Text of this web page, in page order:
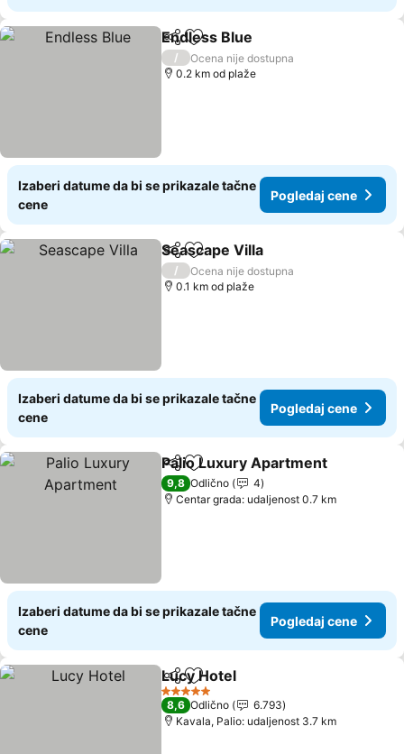
Deli Dodati u favorite
Endless Blue
/
Ocena nije dostupna
0.2 km od plaže
Izaberi datume da bi se prikazale tačne
cene
Pogledaj cene
Deli Dodati u favorite
Seascape Villa
/
Ocena nije dostupna
0.1 km od plaže
Izaberi datume da bi se prikazale tačne
cene
Pogledaj cene
Deli Dodati u favorite
Palio Luxury Apartment
9,8 Odlično
4
Centar grada: udaljenost 0.7 km
Izaberi datume da bi se prikazale tačne
cene
Pogledaj cene
Deli Dodati u favorite
Lucy Hotel
5 Zvezdice
8,6 Odlično
6.793
Kavala, Palio: udaljenost 3.7 km